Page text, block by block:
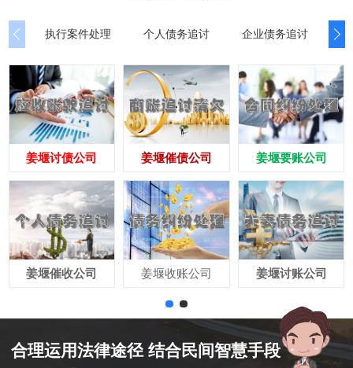
执行案件处理 个人债务追讨 企业债务追讨
姜堰讨债公司
姜堰催收公司
姜堰催债公司
姜堰收账公司
姜堰要账公司
姜堰讨账公司
合理运用法律途径 结合民间智慧手段